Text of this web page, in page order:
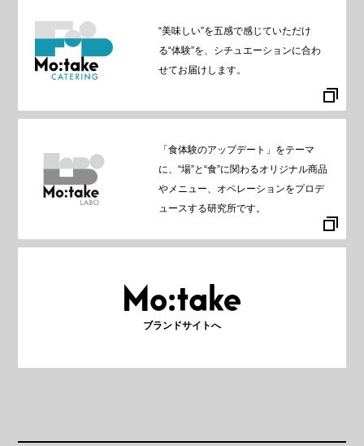
“美味しい”を五感で感じていただけ
る“体験”を、シチュエーションに合わ
せてお届けします。
「食体験のアップデート」をテーマ
に、“場”と“食”に関わるオリジナル商品
やメニュー、オペレーションをプロデ
ュースする研究所です。
ブランドサイトへ